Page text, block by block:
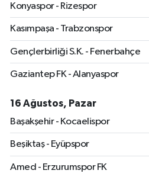
Konyaspor - Rizespor
Kasımpaşa - Trabzonspor
Gençlerbirliği S.K. - Fenerbahçe
Gaziantep FK - Alanyaspor
16 Ağustos, Pazar
Başakşehir - Kocaelispor
Beşiktaş - Eyüpspor
Amed - Erzurumspor FK